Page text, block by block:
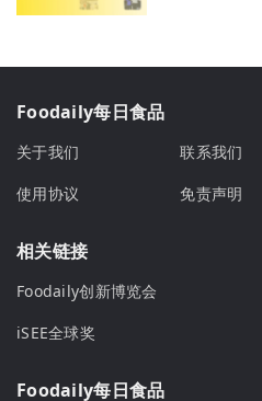
Foodaily每日食品
关于我们 联系我们
使用协议
免责声明
相关链接
Foodaily创新博览会
iSEE全球奖
Foodaily每日食品